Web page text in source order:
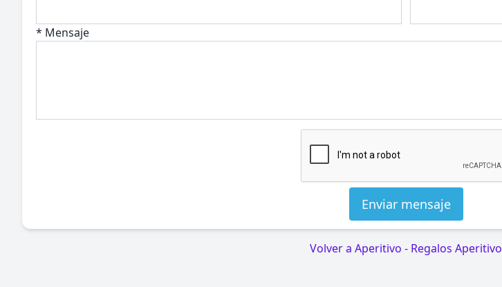
* Mensaje
Enviar mensaje
Volver a Aperitivo - Regalos Aperitivo